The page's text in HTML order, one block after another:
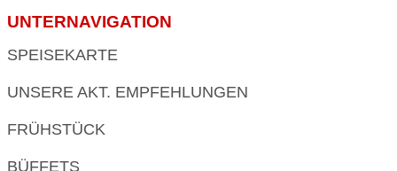
SPEISEKARTE
UNSERE AKT. EMPFEHLUNGEN
FRÜHSTÜCK
BÜFFETS